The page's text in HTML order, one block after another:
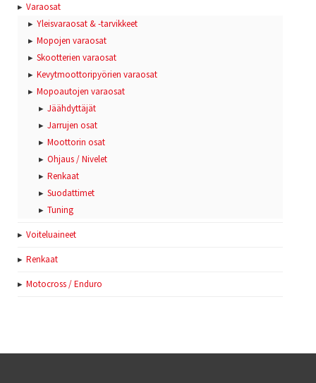
Varaosat
Yleisvaraosat & -tarvikkeet
Mopojen varaosat
Skootterien varaosat
Kevytmoottoripyörien varaosat
Mopoautojen varaosat
Jäähdyttäjät
Jarrujen osat
Moottorin osat
Ohjaus / Nivelet
Renkaat
Suodattimet
Tuning
Voiteluaineet
Renkaat
Motocross / Enduro